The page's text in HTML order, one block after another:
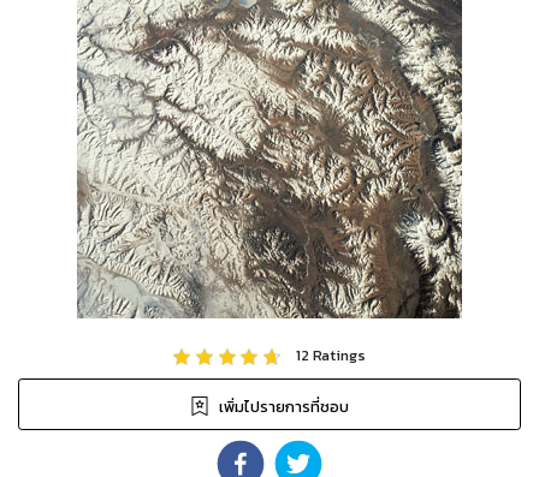
12Ratings
เพิ่มไปรายการที่ชอบ